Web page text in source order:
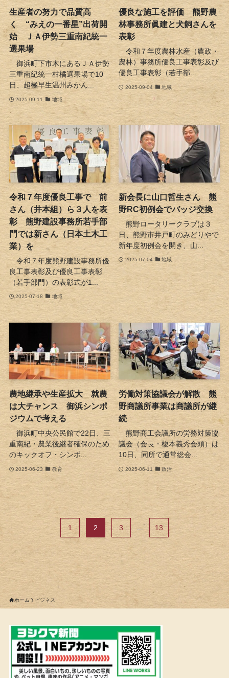
生産者の努力で品質高
く “みえの一番星”出荷開
始 ＪＡ伊勢三重南紀統一
選果場
御浜町下市木にあるＪＡ伊勢
三重南紀統一柑橘選果場で10
日、超極早生温州みかん...
2025-09-11 地域
優良な施工を評価 熊野農
林事務所眞建と犬飼さんを
表彰
令和７年度農林水産（農政・
農林）事務所優良工事表彰及び
優良工事表彰（若手部...
2025-09-04 地域
令和７年度優良工事で 前
さん（井本組）ら３人を表
彰 熊野建設事務所若手部
門では新さん（日本土木工
業）を
令和７年度熊野建設事務所優
良工事表彰及び優良工事表彰
（若手部門）の表彰式が1...
2025-07-18 地域
新会長に山口哲生さん 熊
野RC初例会でバッジ交換
熊野ロータリークラブは３
日、熊野市井戸町のみどりやで
新年度初例会を開き、山...
2025-07-04 地域
農地継承や生産拡大 就農
は大チャンス 御浜シンポ
ジウムで考える
御浜町中央公民館で22日、三
重南紀・農業後継者確保のため
のキックオフ・シンポ...
2025-06-23 教育
労働対策協議会が解散 熊
野商議所事業は商議所が継
続
熊野商工会議所の労務対策協
議会（会長・榎本義秀会頭）は
10日、同所で通常総会...
2025-06-11 政治
1 2 3 ... 13
ホーム ビジネス